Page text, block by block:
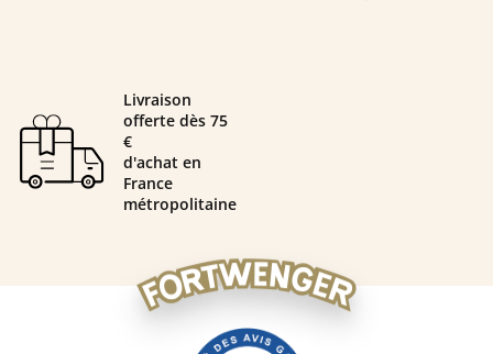
Livraison
offerte dès 75
€
d'achat en
France
métropolitaine